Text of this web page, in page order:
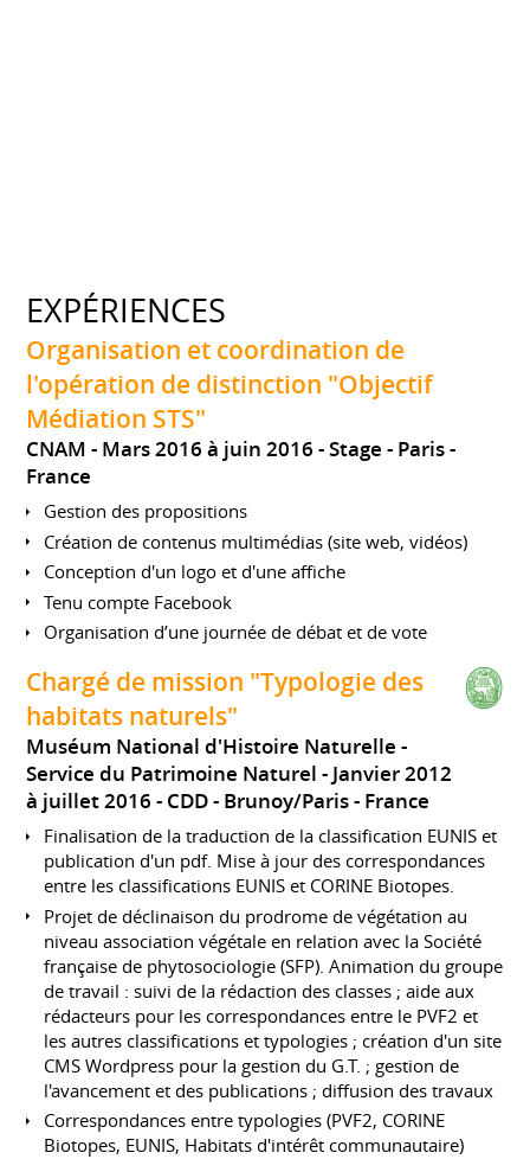
EXPÉRIENCES
Organisation et coordination de
l'opération de distinction "Objectif
Médiation STS"
CNAM Mars 2016 à juin 2016 Stage
Paris
France
Gestion des propositions
Création de contenus multimédias (site web, vidéos)
Conception d'un logo et d'une affiche
Tenu compte Facebook
Organisation d’une journée de débat et de vote
Chargé de mission "Typologie des
habitats naturels"
Muséum National d'Histoire Naturelle -
Service du Patrimoine Naturel
Janvier 2012
à juillet 2016 CDD Brunoy/Paris France
Finalisation de la traduction de la classification EUNIS et
publication d'un pdf. Mise à jour des correspondances
entre les classifications EUNIS et CORINE Biotopes.
Projet de déclinaison du prodrome de végétation au
niveau association végétale en relation avec la Société
française de phytosociologie (SFP). Animation du groupe
de travail : suivi de la rédaction des classes ; aide aux
rédacteurs pour les correspondances entre le PVF2 et
les autres classifications et typologies ; création d'un site
CMS Wordpress pour la gestion du G.T. ; gestion de
l'avancement et des publications ; diffusion des travaux
Correspondances entre typologies (PVF2, CORINE
Biotopes, EUNIS, Habitats d'intérêt communautaire)